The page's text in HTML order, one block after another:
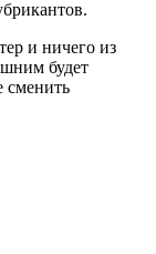
и ничего из
будет
сменить